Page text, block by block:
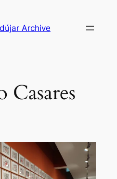
Archive
Casares